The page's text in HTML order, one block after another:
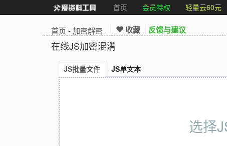
首页 会员特权 轻量云60元
首页 -加密解密 收藏 反馈与建议
在线JS加密混淆
JS批量文件 JS单文本
选择